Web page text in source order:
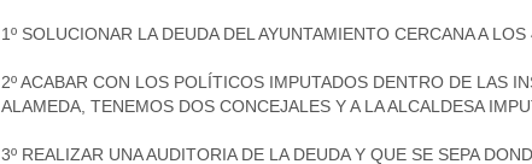
1º SOLUCIONAR LA DEUDA DEL AYUNTAMIENTO CERCANA A
2º ACABAR CON LOS POLÍTICOS IMPUTADOS DENTRO DE LAS
ALAMEDA, TENEMOS DOS CONCEJALES Y A LA ALCALDESA
3º REALIZAR UNA AUDITORIA DE LA DEUDA Y QUE SE SEPA